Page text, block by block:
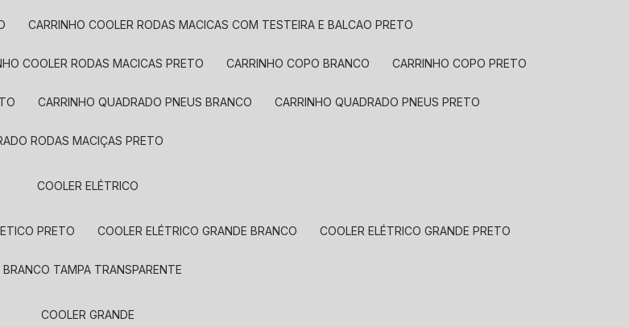
CARRINHO COOLER RODAS MACICAS COM TESTEIRA E BALCAO PRETO
COOLER RODAS MACICAS PRETO CARRINHO COPO BRANCO CARRINHO COPO PRETO
CARRINHO QUADRADO PNEUS BRANCO CARRINHO QUADRADO PNEUS PRETO
RODAS MACIÇAS PRETO
COOLER ELÉTRICO
PRETO COOLER ELÉTRICO GRANDE BRANCO COOLER ELÉTRICO GRANDE PRETO
BRANCO TAMPA TRANSPARENTE
COOLER GRANDE